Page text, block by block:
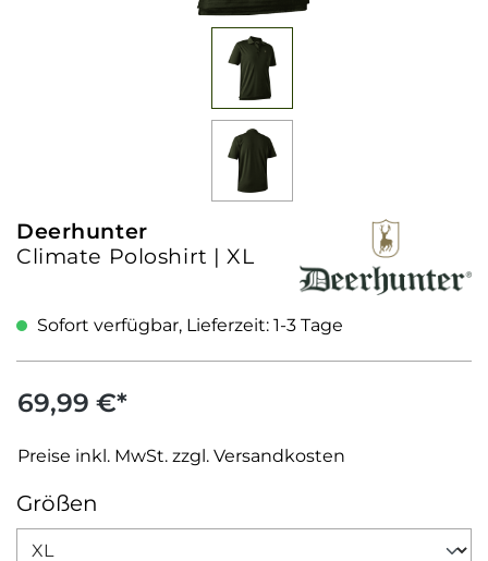
Deerhunter
Climate Poloshirt | XL
69,99 €*
Preise inkl. MwSt. zzgl. Versandkosten
Sofort verfügbar, Lieferzeit: 1-3 Tage
Größen